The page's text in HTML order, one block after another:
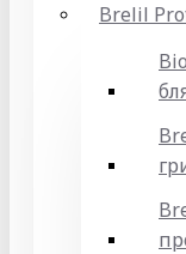
Brelil